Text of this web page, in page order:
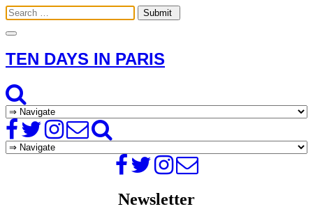
Toggle
TEN DAYS IN PARIS
Newsletter